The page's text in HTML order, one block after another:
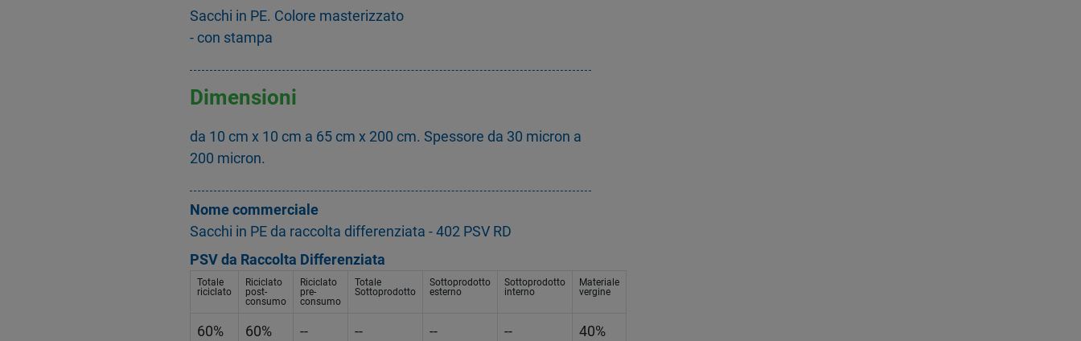
Sacchi in PE. Colore masterizzato
- con stampa
Dimensioni
da 10 cm x 10 cm a 65 cm x 200 cm. Spessore da 30 micron a
200 micron.
Nome commerciale
Sacchi in PE da raccolta differenziata - 402 PSV RD
PSV da Raccolta Differenziata
Totale
riciclato
Riciclato
post-
consumo
Riciclato
pre-
consumo
Totale
Sottoprodotto
Sottoprodotto
esterno
Sottoprodotto
interno
Materiale
vergine
60% 60% -- -- -- -- 40%